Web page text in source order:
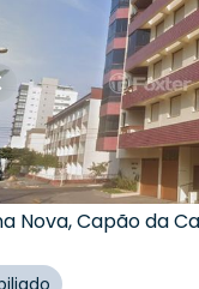
1.100.000,00
m²•3quartos•2
Parque Doutor
Nova,Capão da